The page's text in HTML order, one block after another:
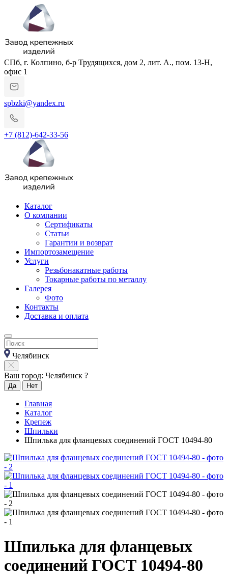
СПб, г. Колпино, б-р Трудящихся, дом 2, лит. А., пом. 13-Н,
офис 1
spbzki@yandex.ru
+7 (812)-642-33-56
Каталог
О компании
Сертификаты
Статьи
Гарантии и возврат
Импортозамещение
Услуги
Резьбонакатные работы
Токарные работы по металлу
Галерея
Фото
Контакты
Доставка и оплата
Челябинск
Ваш город: Челябинск ?
Да Нет
Главная
Каталог
Крепеж
Шпильки
Шпилька для фланцевых соединений ГОСТ 10494-80
Шпилька для фланцевых
соединений ГОСТ 10494-80